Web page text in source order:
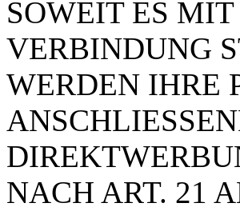
SOWEIT ES
VERBINDUNG
WERDEN IHRE
NACH ART. 21